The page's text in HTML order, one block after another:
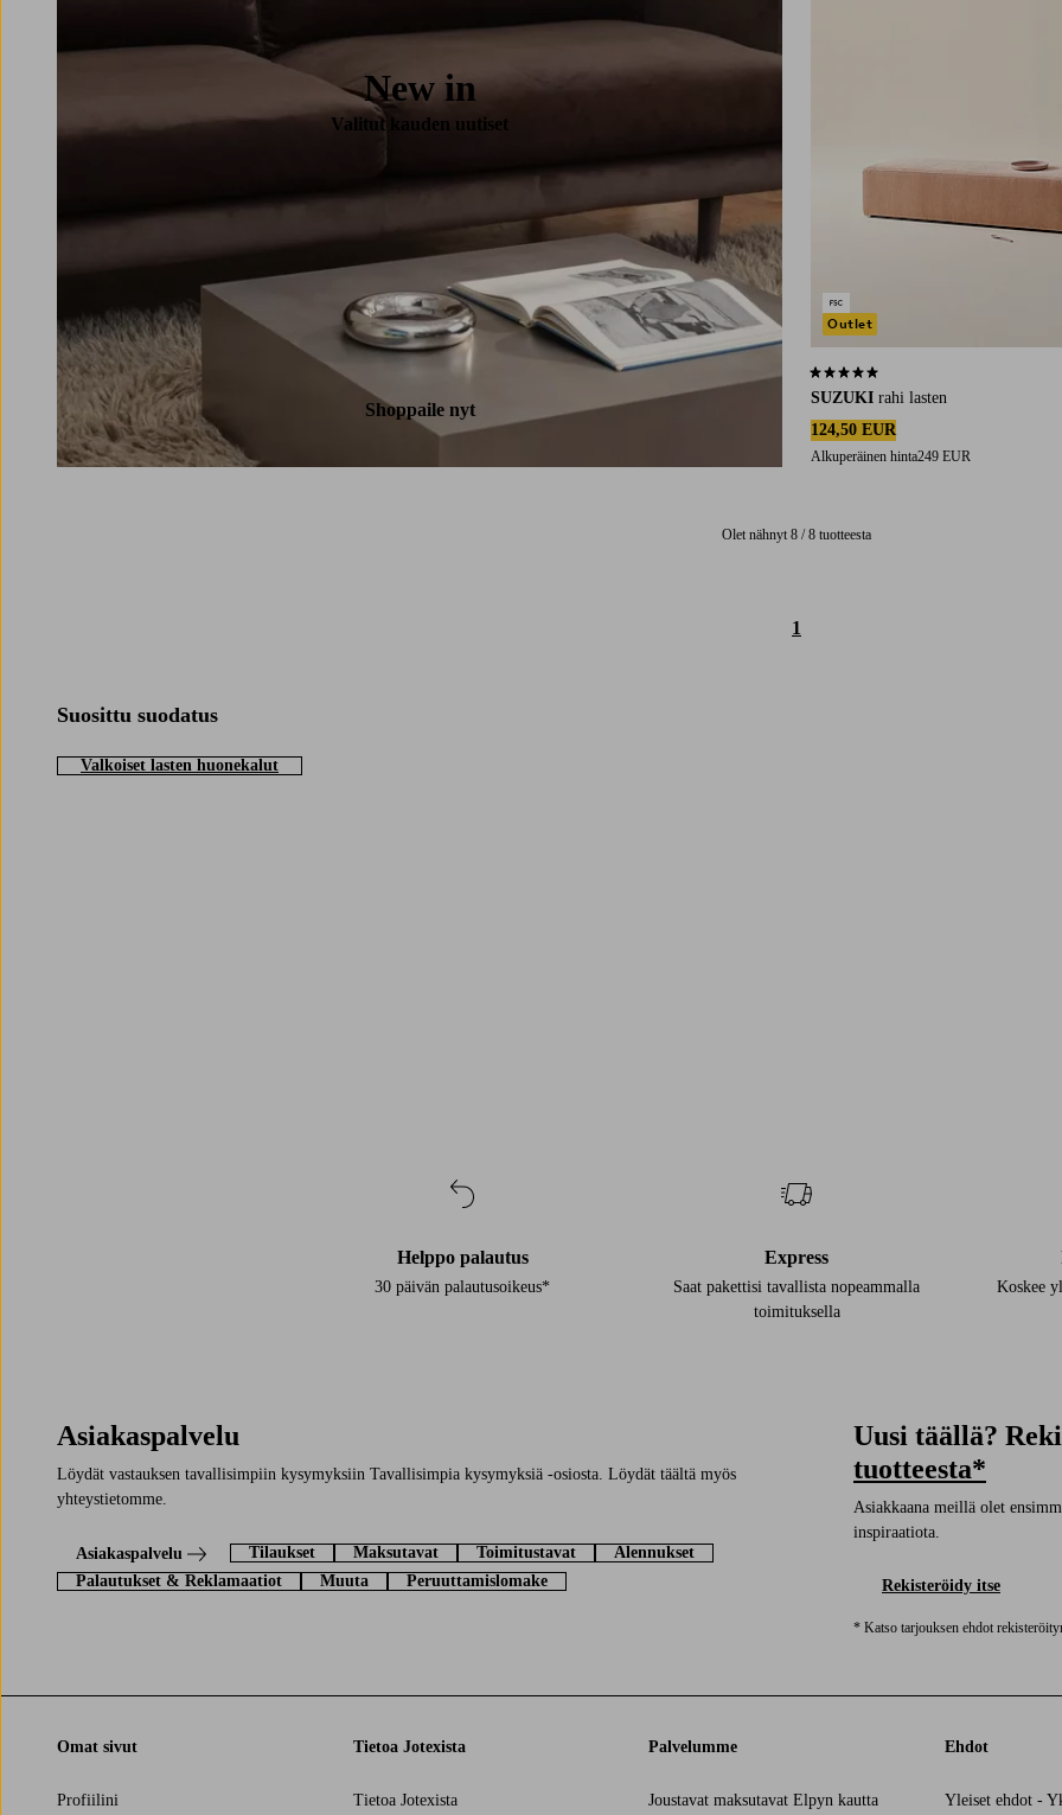
New in
Valitut kauden uutiset
Shoppaile nyt
SUZUKI rahi lasten
124,50 EUR
Alkuperäinen hinta249 EUR
5,0 perustuen 1 arvosanaan
Outlet
Olet nähnyt 8 / 8 tuotteesta
1
Suosittu suodatus
Valkoiset lasten huonekalut
Helppo palautus
30 päivän palautusoikeus*
Express
Saat pakettisi tavallista nopeammalla
toimituksella
Koskee
Uusi täällä?
tuotteesta*
Asiakkaana meillä olet
inspiraatiota.
Rekisteröidy itse
* Katso tarjouksen ehdot
Asiakaspalvelu
Löydät vastauksen tavallisimpiin kysymyksiin Tavallisimpia kysymyksiä -osiosta. Löydät täältä myös
yhteystietomme.
Asiakaspalvelu Tilaukset Maksutavat Toimitustavat
Alennukset
Palautukset & Reklamaatiot
Muuta Peruuttamislomake
Omat sivut
Profiilini
Tietoa Jotexista
Tietoa Jotexista
Palvelumme
Joustavat maksutavat Elpyn kautta
Ehdot
Yleiset ehdot -